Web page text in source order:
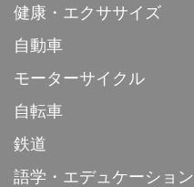
健康・エクササイズ
自動車
モーターサイクル
自転車
鉄道
語学・エデュケーション